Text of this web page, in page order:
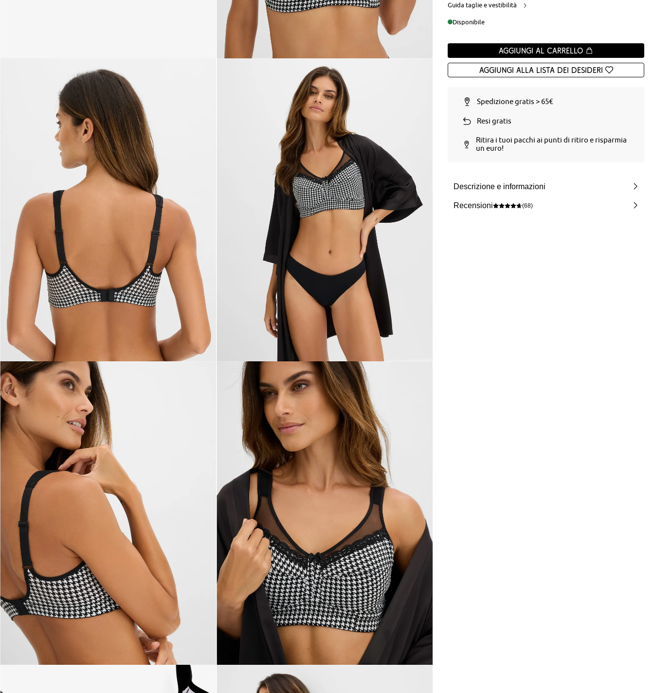
Guida taglie e vestibilità
Disponibile
Aggiungi al carrello
Aggiungi alla Lista dei desideri
Spedizione gratis > 65€
Resi gratis
Ritira i tuoi pacchi ai punti di ritiro e risparmia
un euro!
Descrizione e informazioni
Recensioni (68)